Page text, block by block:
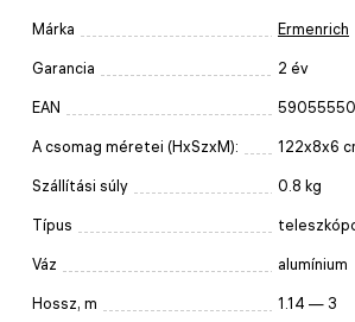
Márka Ermenrich
Garancia 2 év
EAN
A csomag méretei (HxSzxM): 122x8x6
Szállítási súly 0.8 kg
Típus
Váz alumínium
Hossz, m 1.14 — 3